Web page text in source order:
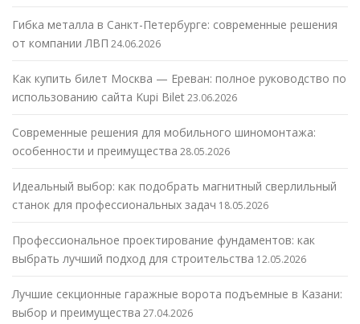
Гибка металла в Санкт-Петербурге: современные решения
от компании ЛВП 24.06.2026
Как купить билет Москва — Ереван: полное руководство по
использованию сайта Kupi Bilet23.06.2026
Современные решения для мобильного шиномонтажа:
особенности и преимущества 28.05.2026
Идеальный выбор: как подобрать магнитный сверлильный
станок для профессиональных задач 18.05.2026
Профессиональное проектирование фундаментов: как
выбрать лучший подход для строительства 12.05.2026
Лучшие секционные гаражные ворота подъемные в Казани:
выбор и преимущества 27.04.2026